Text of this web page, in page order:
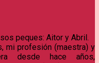
peques: Aitor y Abril.
mi profesión (maestra) y
desde hace años,